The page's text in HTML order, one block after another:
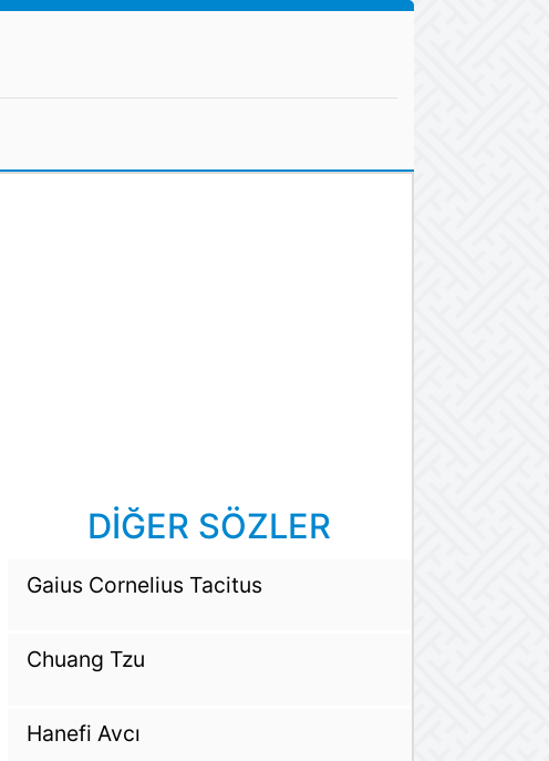
DİĞER SÖZLER
Gaius Cornelius Tacitus
Chuang Tzu
Hanefi Avcı